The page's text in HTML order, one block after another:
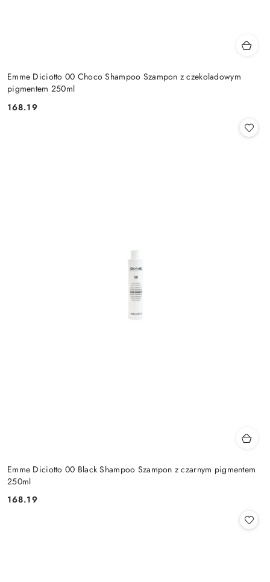
Emme Diciotto 00 Choco Shampoo Szampon z czekoladowym
pigmentem 250ml
Cena:
168.19
Emme Diciotto 00 Black Shampoo Szampon z czarnym pigmentem
250ml
Cena:
168.19